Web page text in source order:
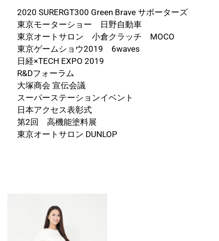
2020 SURERGT300 Green Brave サポーターズ
東京モーターショー 日野自動車
東京オートサロン 小倉クラッチ MOCO
東京ゲームショウ2019 6waves
日経×TECH EXPO 2019
R&Dフォーラム
大塚商会 宣伝会議
スーパーステーションイベント
日本アクセス表彰式
第2回 高機能塗料展
東京オートサロン DUNLOP